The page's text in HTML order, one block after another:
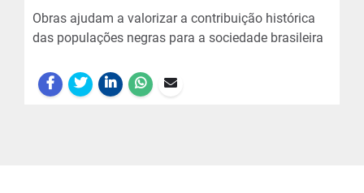
Obras ajudam a valorizar a contribuição histórica
das populações negras para a sociedade brasileira